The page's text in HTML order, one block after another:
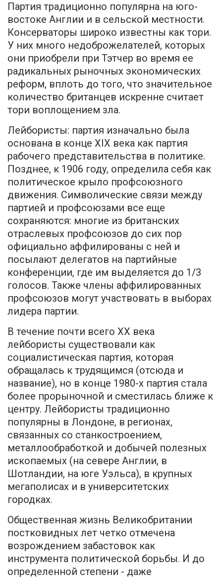
Партия традиционно популярна на юго-
востоке Англии и в сельской местности.
Консерваторы широко известны как тори.
У них много недоброжелателей, которых
они приобрели при Тэтчер во время ее
радикальных рыночных экономических
реформ, вплоть до того, что значительное
количество британцев искренне считает
тори воплощением зла.
Лейбористы: партия изначально была
основана в конце XIX века как партия
рабочего представительства в политике.
Позднее, к 1906 году, определила себя как
политическое крыло профсоюзного
движения. Символические связи между
партией и профсоюзами все еще
сохраняются: многие из британских
отраслевых профсоюзов до сих пор
официально аффилированы с ней и
посылают делегатов на партийные
конференции, где им выделяется до 1/3
голосов. Также члены аффилированных
профсоюзов могут участвовать в выборах
лидера партии.
В течение почти всего XX века
лейбористы существовали как
социалистическая партия, которая
обращалась к трудящимся (отсюда и
название), но в конце 1980-х партия стала
более прорыночной и сместилась ближе к
центру. Лейбористы традиционно
популярны в Лондоне, в регионах,
связанных со станкостроением,
металлообработкой и добычей полезных
ископаемых (на севере Англии, в
Шотландии, на юге Уэльса), в крупных
мегаполисах и в университетских
городках.
Общественная жизнь Великобритании
постковидных лет четко отмечена
возрождением забастовок как
инструмента политической борьбы. И до
определенной степени - даже